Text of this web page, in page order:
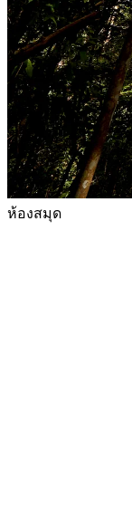
ห้องสมุด